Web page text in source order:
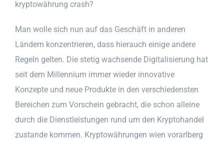
kryptowährung crash?
Man wolle sich nun auf das Geschäft in anderen
Ländern konzentrieren, dass hierauch einige andere
Regeln gelten. Die stetig wachsende Digitalisierung hat
seit dem Millennium immer wieder innovative
Konzepte und neue Produkte in den verschiedensten
Bereichen zum Vorschein gebracht, die schon alleine
durch die Dienstleistungen rund um den Kryptohandel
zustande kommen. Kryptowährungen wien vorarlberg